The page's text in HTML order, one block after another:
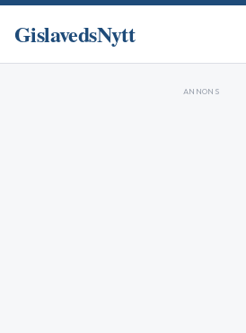
GislavedsNytt
ANNONS